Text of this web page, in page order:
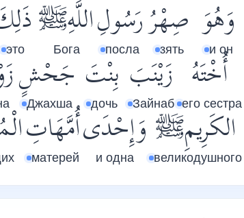
وَهُوَ
и он
صِهْرُ
зять
رَسُولِ
посла
اللَّهِﷺ
Бога
это
أُخْتَهُ
его сестра
زَيْنَبَ
Зайнаб
بِنْتَ
дочь
جَحْشٍ
Джахша
الكَرِيمِﷺ
великодушного
وَإِحْدَى
и одна
أُمَّهَاتِ
матерей